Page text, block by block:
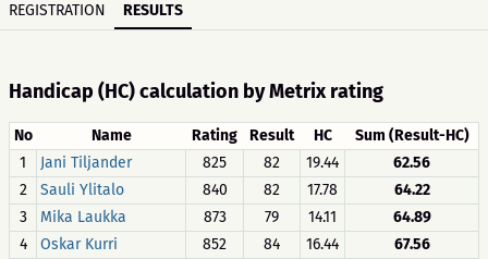
REGISTRATION RESULTS
Handicap (HC) calculation by Metrix rating
No Name Rating Result HC
Sum (Result-HC)
1
Jani Tiljander 825 82 19.44
62.56
2
Sauli Ylitalo 840 82 17.78
64.22
3
Mika Laukka 873 79 14.11
64.89
4
Oskar Kurri 852 84 16.44
67.56